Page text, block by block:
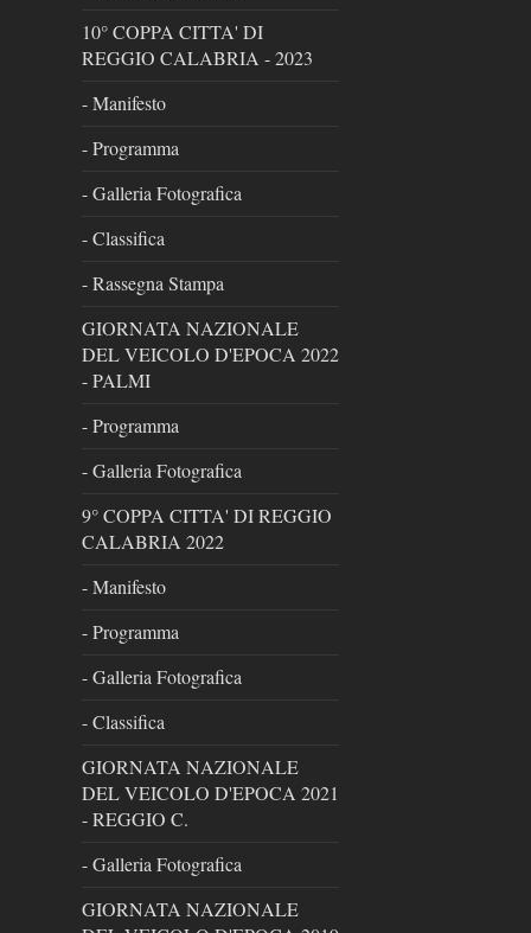
10° COPPA CITTA' DI
REGGIO CALABRIA - 2023
- Manifesto
- Programma
- Galleria Fotografica
- Classifica
- Rassegna Stampa
GIORNATA NAZIONALE
DEL VEICOLO D'EPOCA 2022
- PALMI
- Programma
- Galleria Fotografica
9° COPPA CITTA' DI REGGIO
CALABRIA 2022
- Manifesto
- Programma
- Galleria Fotografica
- Classifica
GIORNATA NAZIONALE
DEL VEICOLO D'EPOCA 2021
- REGGIO C.
- Galleria Fotografica
GIORNATA NAZIONALE